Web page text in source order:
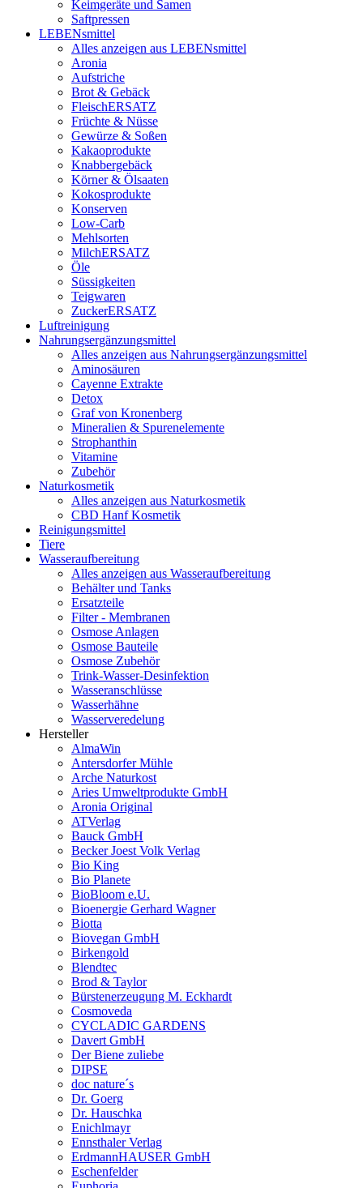
Keimgeräte und Samen
Saftpressen
LEBENsmittel
Alles anzeigen aus LEBENsmittel
Aronia
Aufstriche
Brot & Gebäck
FleischERSATZ
Früchte & Nüsse
Gewürze & Soßen
Kakaoprodukte
Knabbergebäck
Körner & Ölsaaten
Kokosprodukte
Konserven
Low-Carb
Mehlsorten
MilchERSATZ
Öle
Süssigkeiten
Teigwaren
ZuckerERSATZ
Luftreinigung
Nahrungsergänzungsmittel
Alles anzeigen aus Nahrungsergänzungsmittel
Aminosäuren
Cayenne Extrakte
Detox
Graf von Kronenberg
Mineralien & Spurenelemente
Strophanthin
Vitamine
Zubehör
Naturkosmetik
Alles anzeigen aus Naturkosmetik
CBD Hanf Kosmetik
Reinigungsmittel
Tiere
Wasseraufbereitung
Alles anzeigen aus Wasseraufbereitung
Behälter und Tanks
Ersatzteile
Filter - Membranen
Osmose Anlagen
Osmose Bauteile
Osmose Zubehör
Trink-Wasser-Desinfektion
Wasseranschlüsse
Wasserhähne
Wasserveredelung
Hersteller
AlmaWin
Antersdorfer Mühle
Arche Naturkost
Aries Umweltprodukte GmbH
Aronia Original
ATVerlag
Bauck GmbH
Becker Joest Volk Verlag
Bio King
Bio Planete
BioBloom e.U.
Bioenergie Gerhard Wagner
Biotta
Biovegan GmbH
Birkengold
Blendtec
Brod & Taylor
Bürstenerzeugung M. Eckhardt
Cosmoveda
CYCLADIC GARDENS
Davert GmbH
Der Biene zuliebe
DIPSE
doc nature´s
Dr. Goerg
Dr. Hauschka
Enichlmayr
Ennsthaler Verlag
ErdmannHAUSER GmbH
Eschenfelder